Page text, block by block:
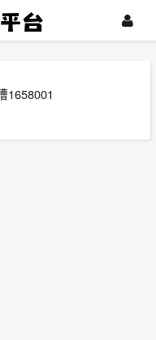
1658001